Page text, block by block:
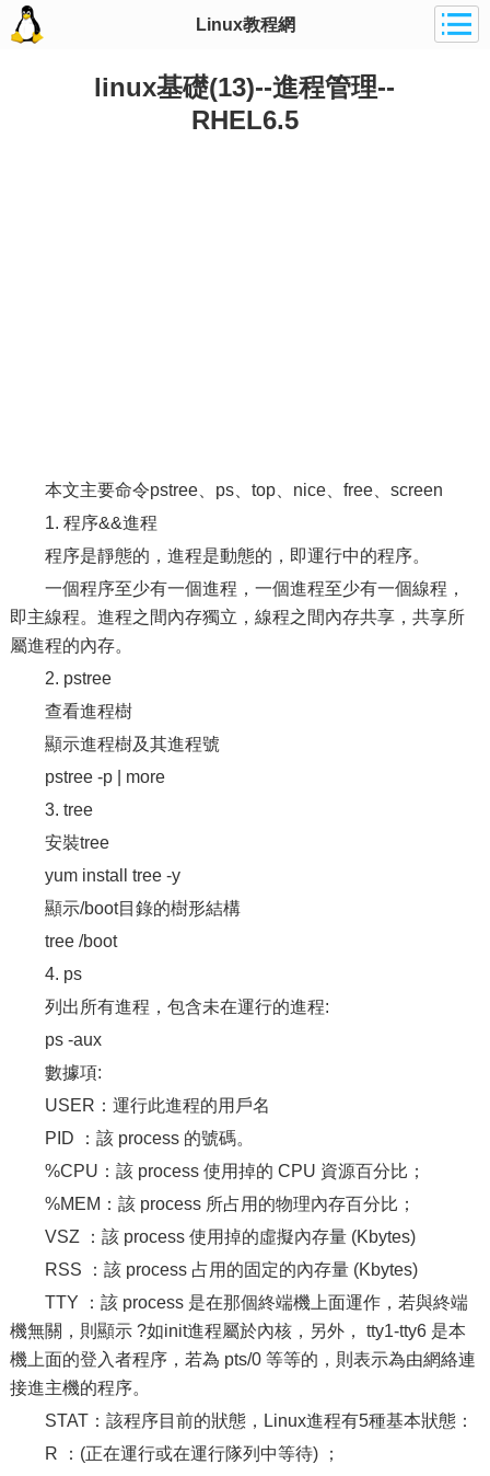
Linux教程網
linux基礎(13)--進程管理--
RHEL6.5
本文主要命令pstree、ps、top、nice、free、screen
1. 程序&&進程
程序是靜態的，進程是動態的，即運行中的程序。
一個程序至少有一個進程，一個進程至少有一個線程，
即主線程。進程之間內存獨立，線程之間內存共享，共享所
屬進程的內存。
2. pstree
查看進程樹
顯示進程樹及其進程號
pstree -p | more
3. tree
安裝tree
yum install tree -y
顯示/boot目錄的樹形結構
tree /boot
4. ps
列出所有進程，包含未在運行的進程:
ps -aux
數據項:
USER：運行此進程的用戶名
PID ：該 process 的號碼。
%CPU：該 process 使用掉的 CPU 資源百分比；
%MEM：該 process 所占用的物理內存百分比；
VSZ ：該 process 使用掉的虛擬內存量 (Kbytes)
RSS ：該 process 占用的固定的內存量 (Kbytes)
TTY ：該 process 是在那個終端機上面運作，若與終端
機無關，則顯示 ?如init進程屬於內核，另外， tty1-tty6 是本
機上面的登入者程序，若為 pts/0 等等的，則表示為由網絡連
接進主機的程序。
STAT：該程序目前的狀態，Linux進程有5種基本狀態：
R ：(正在運行或在運行隊列中等待) ；